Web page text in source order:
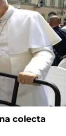
colecta